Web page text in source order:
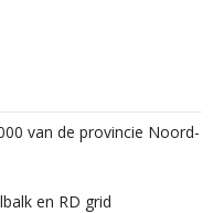
van de provincie Noord-
en RD grid